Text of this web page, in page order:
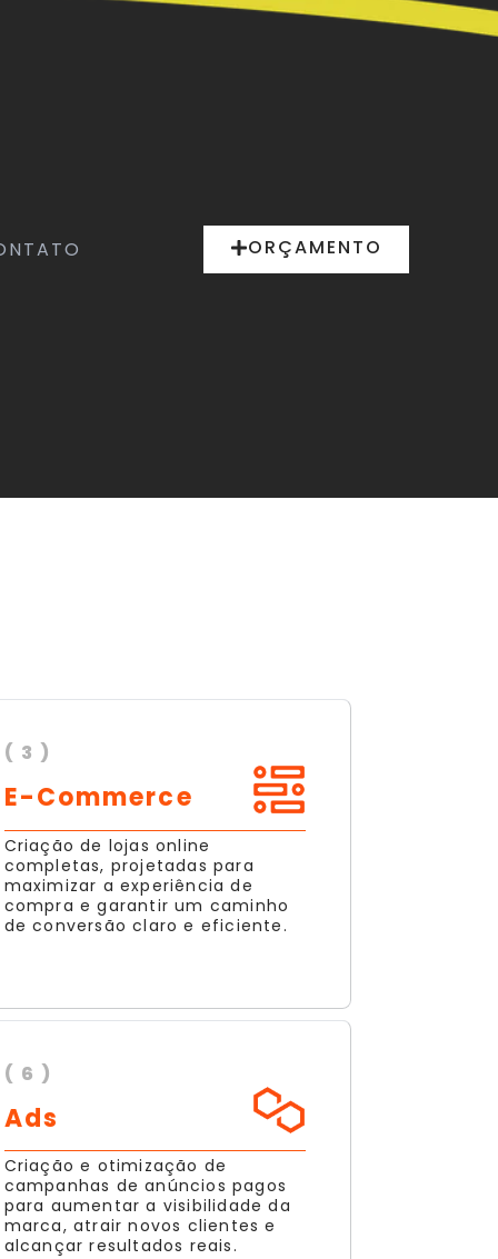
ORÇAMENTO
( 3 )
E-Commerce
Criação de lojas online
completas, projetadas para
maximizar a experiência de
compra e garantir um caminho
de conversão claro e eficiente.
( 6 )
Ads
Criação e otimização de
campanhas de anúncios pagos
para aumentar a visibilidade da
marca, atrair novos clientes e
alcançar resultados reais.